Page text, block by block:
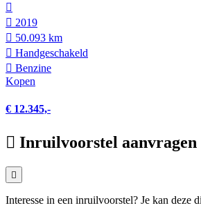
2019
50.093 km
Hand­geschakeld
Benzine
Kopen
€ 12.345,-
Inruilvoorstel aanvragen
Interesse in een inruilvoorstel? Je kan deze